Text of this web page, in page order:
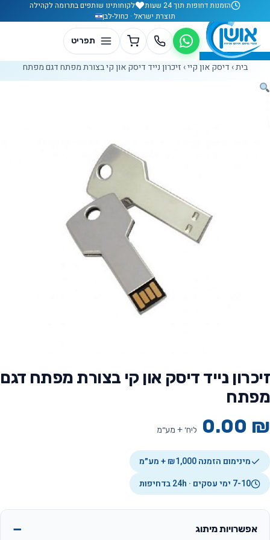
דלג לתוכןהזמנות דחופות תוך 24 שעות
לקוחותינו שותפים בתרומה לקהילה
תוצרת ישראל · כחול-לבן
בית› דיסק און קיי› זיכרון נייד דיסק און קי בצורת מפתח דגם מפתח
זיכרון נייד דיסק און קי בצורת מפתח דגם
מפתח
0.00 ₪ ליח׳ + מע״מ
מינימום הזמנה ₪1,000 + מע״מ
7-10 ימי עסקים · 24h בדחיפות
אפשרויות מיתוג